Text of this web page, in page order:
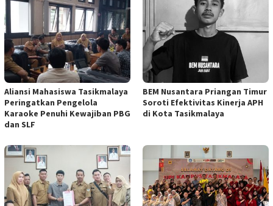
Aliansi Mahasiswa Tasikmalaya
Peringatkan Pengelola
Karaoke Penuhi Kewajiban PBG
dan SLF
BEM Nusantara Priangan Timur
Soroti Efektivitas Kinerja APH
di Kota Tasikmalaya